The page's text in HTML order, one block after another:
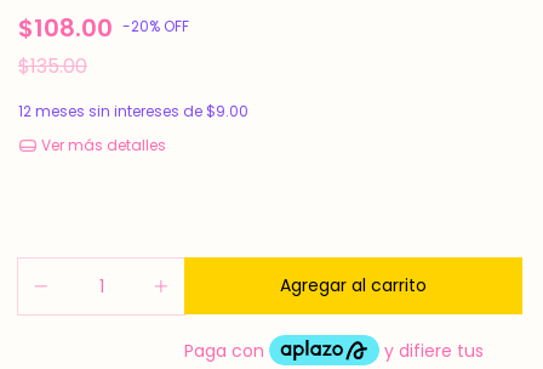
$108.00 -20% OFF
$135.00
12meses sin intereses de $9.00
Ver más detalles